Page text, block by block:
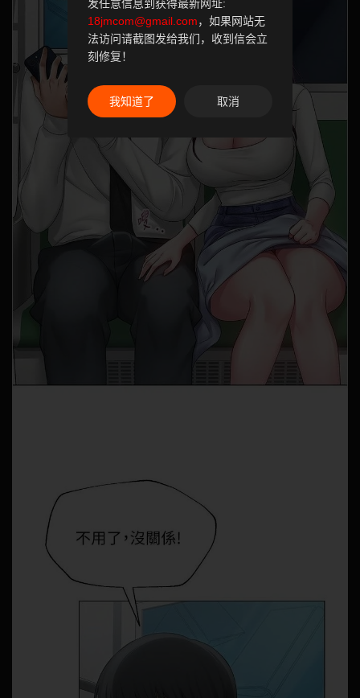
发任意信息到获得最新网址:
18jmcom@gmail.com，如果网站无
法访问请截图发给我们，收到信会立
刻修复！
我知道了 取消